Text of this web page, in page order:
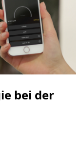
bei der